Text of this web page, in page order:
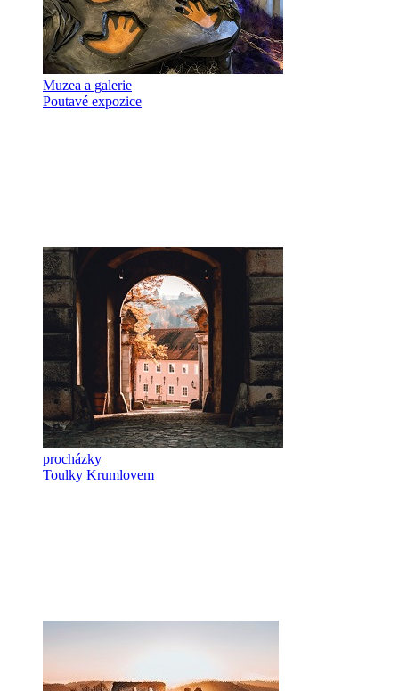
Muzea a galerie
Poutavé expozice
procházky
Toulky Krumlovem